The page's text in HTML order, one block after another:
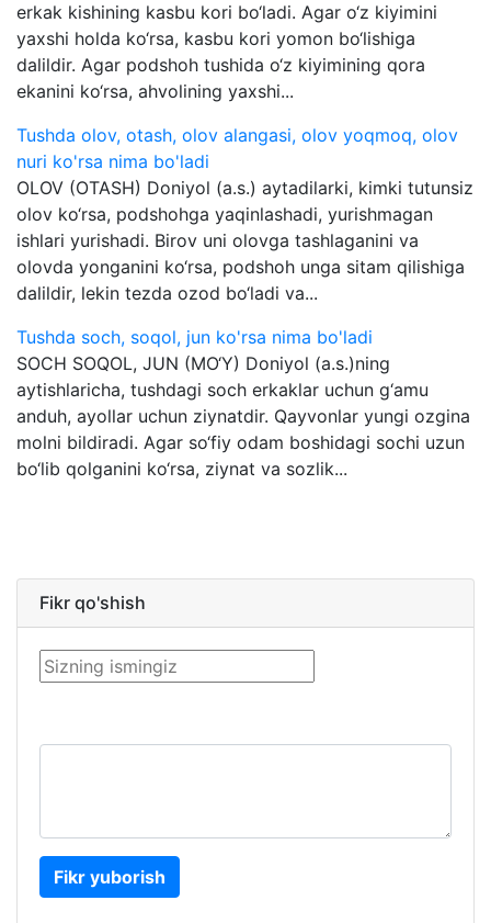
erkak kishining kasbu kori bo‘ladi. Agar o‘z kiyimini
yaxshi holda ko‘rsa, kasbu kori yomon bo‘lishiga
dalildir. Agar podshoh tushida o‘z kiyimining qora
ekanini ko‘rsa, ahvolining yaxshi...
Tushda olov, otash, olov alangasi, olov yoqmoq, olov
nuri ko'rsa nima bo'ladi
OLOV (OTASH) Doniyol (a.s.) aytadilarki, kimki tutunsiz
olov ko‘rsa, podshohga yaqinlashadi, yurishmagan
ishlari yurishadi. Birov uni olovga tashlaganini va
olovda yonganini ko‘rsa, podshoh unga sitam qilishiga
dalildir, lekin tezda ozod bo‘ladi va...
Tushda soch, soqol, jun ko'rsa nima bo'ladi
SOCH SOQOL, JUN (MO‘Y) Doniyol (a.s.)ning
aytishlaricha, tushdagi soch erkaklar uchun g‘amu
anduh, ayollar uchun ziynatdir. Qayvonlar yungi ozgina
molni bildiradi. Agar so‘fiy odam boshidagi sochi uzun
bo‘lib qolganini ko‘rsa, ziynat va sozlik...
Fikr qo'shish
Fikr yuborish